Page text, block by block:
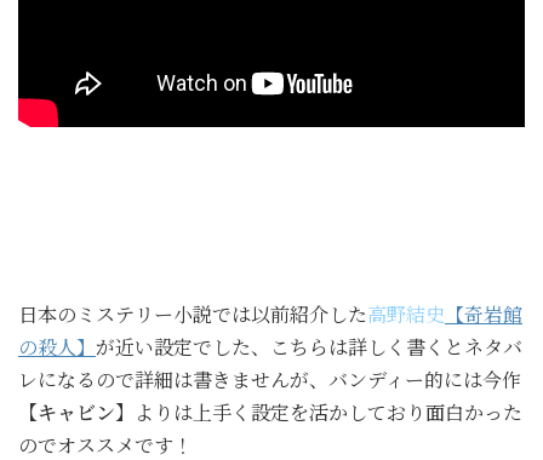
日本のミステリー小説では以前紹介した高野結史 【奇岩館
の殺人】 が近い設定でした、こちらは詳しく書くとネタバ
レになるので詳細は書きませんが、バンディー的には今作
【キャビン】 よりは上手く設定を活かしており面白かった
のでオススメです！